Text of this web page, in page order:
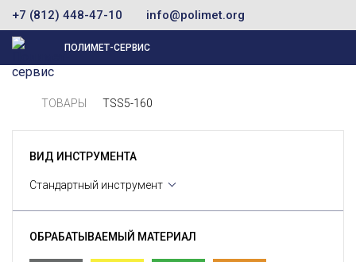
+7 (812) 448-47-10 info@polimet.org
ПОЛИМЕТ-СЕРВИС
ТОВАРЫ TSS5-160
ВИД ИНСТРУМЕНТА
Стандартный инструмент
ОБРАБАТЫВАЕМЫЙ МАТЕРИАЛ